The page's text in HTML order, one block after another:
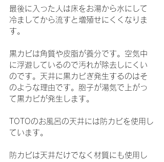
最後に入った人は床をお湯から水にして
冷ましてから流すと増殖せにくくなりま
す。
黒カビは角質や皮脂が養分です。空気中
に浮遊しているので汚れが除去しにくい
のです。天井に黒カビぎ発生するのはそ
のような理由です。胞子が湯気で上がっ
て黒カビが発生します。
TOTOのお風呂の天井には防カビを使用し
ています。
防カビは天井だけでなく材質にも使用し